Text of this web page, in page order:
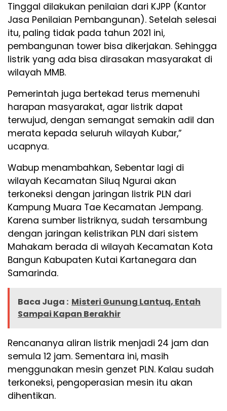
Tinggal dilakukan penilaian dari KJPP (Kantor
Jasa Penilaian Pembangunan). Setelah selesai
itu, paling tidak pada tahun 2021 ini,
pembangunan tower bisa dikerjakan. Sehingga
listrik yang ada bisa dirasakan masyarakat di
wilayah MMB.
Pemerintah juga bertekad terus memenuhi
harapan masyarakat, agar listrik dapat
terwujud, dengan semangat semakin adil dan
merata kepada seluruh wilayah Kubar,”
ucapnya.
Wabup menambahkan, Sebentar lagi di
wilayah Kecamatan Siluq Ngurai akan
terkoneksi dengan jaringan listrik PLN dari
Kampung Muara Tae Kecamatan Jempang.
Karena sumber listriknya, sudah tersambung
dengan jaringan kelistrikan PLN dari sistem
Mahakam berada di wilayah Kecamatan Kota
Bangun Kabupaten Kutai Kartanegara dan
Samarinda.
Baca Juga : Misteri Gunung Lantuq, Entah
Sampai Kapan Berakhir
Rencananya aliran listrik menjadi 24 jam dan
semula 12 jam. Sementara ini, masih
menggunakan mesin genzet PLN. Kalau sudah
terkoneksi, pengoperasian mesin itu akan
dihentikan.